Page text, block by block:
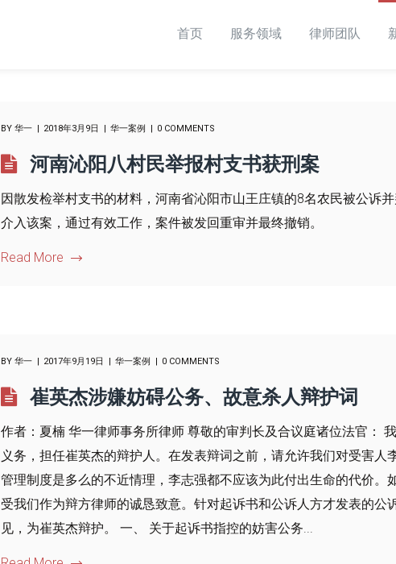
首页 服务领域 律师团队
BY 华一 2018年3月9日 华一案例 0 COMMENTS
河南沁阳八村民举报村支书获刑案
因散发检举村支书的材料，河南省沁阳市山王庄镇的8名农民被公诉
介入该案，通过有效工作，案件被发回重审并最终撤销。
Read More
BY 华一 2017年9月19日 华一案例 0 COMMENTS
崔英杰涉嫌妨碍公务、故意杀人辩护词
作者：夏楠 华一律师事务所律师 尊敬的审判长及合议庭诸位法官：
义务，担任崔英杰的辩护人。在发表辩词之前，请允许我们对受害
管理制度是多么的不近情理，李志强都不应该为此付出生命的代价。
受我们作为辩方律师的诚恳致意。针对起诉书和公诉人方才发表的
见，为崔英杰辩护。 一、 关于起诉书指控的妨害公务...